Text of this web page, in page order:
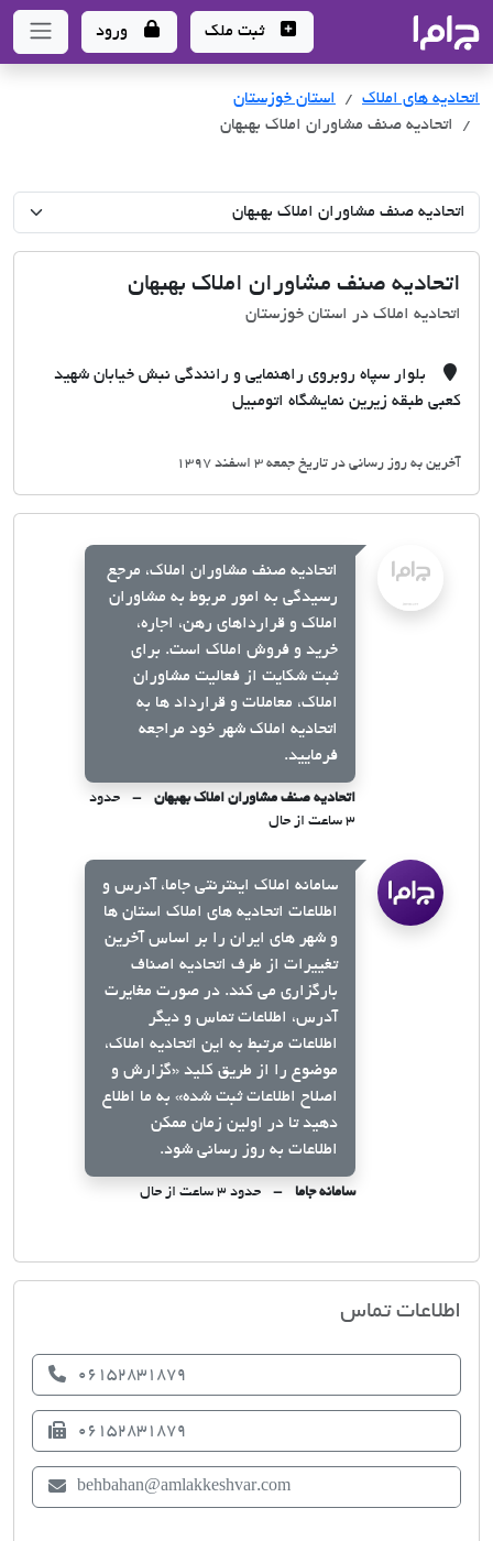
- سامانه جامع املاک و مشاورین املاک
ثبت ملک ورود
اتحادیه های املاک اتحادیه های املاک
استان خوزستان
اتحادیه صنف مشاوران املاک بهبهان
اتحادیه صنف مشاوران املاک بهبهان
اتحادیه املاک در استان خوزستان
بلوار سپاه روبروی راهنمایی و رانندگی نبش خیابان شهید
کعبی طبقه زیرین نمایشگاه اتومبیل
آخرین به روز رسانی در تاریخ جمعه 3 اسفند 1397
اتحادیه صنف مشاوران املاک، مرجع
رسیدگی به امور مربوط به مشاوران
املاک و قرارداهای رهن، اجاره،
خرید و فروش املاک است. برای
ثبت شکایت از فعالیت مشاوران
املاک، معاملات و قرارداد ها به
اتحادیه املاک شهر خود مراجعه
فرمایید.
اتحادیه صنف مشاوران املاک بهبهان
حدود
۳ ساعت از حال
سامانه املاک اینترنتی جاما، آدرس و
اطلاعات اتحادیه های املاک استان ها
و شهر های ایران را بر اساس آخرین
تغییرات از طرف اتحادیه اصناف
بارگزاری می کند. در صورت مغایرت
آدرس، اطلاعات تماس و دیگر
اطلاعات مرتبط به این اتحادیه املاک،
موضوع را از طریق کلید «گزارش و
اصلاح اطلاعات ثبت شده» به ما اطلاع
دهید تا در اولین زمان ممکن
اطلاعات به روز رسانی شود.
سامانه جاما حدود ۳ ساعت از حال
اطلاعات تماس
06152831879
06152831879
behbahan@amlakkeshvar.com